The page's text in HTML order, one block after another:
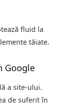
fluid la
tăiate.
Google
a site-ului.
de suferit în